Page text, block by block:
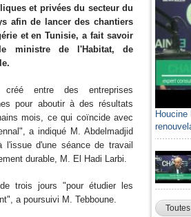
et privées du secteur du
afin de lancer des chantiers
et en Tunisie, a fait savoir
ministre de l'Habitat, de
entre des entreprises
pour aboutir à des résultats
mois, ce qui coïncide avec
a indiqué M. Abdelmadjid
l'issue d'une séance de travail
durable, M. El Hadi Larbi.
trois jours "pour étudier les
a poursuivi M. Tebboune.